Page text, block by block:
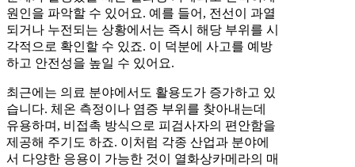
원인을 파악할 수 있어요. 예를 들어, 전선이 과열
되거나 누전되는 상황에서는 즉시 해당 부위를 시
각적으로 확인할 수 있죠. 이 덕분에 사고를 예방
하고 안전성을 높일 수 있어요.
최근에는 의료 분야에서도 활용도가 증가하고 있
습니다. 체온 측정이나 염증 부위를 찾아내는데
유용하며, 비접촉 방식으로 피검사자의 편안함을
제공해 주기도 하죠. 이처럼 각종 산업과 분야에
서 다양한 응용이 가능한 것이 열화상카메라의 매